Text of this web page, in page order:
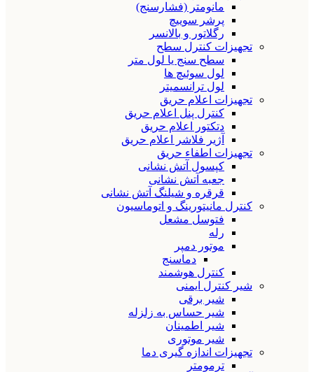
مانومتر (فشارسنج)
پرشر سوییچ
رگلاتور و بالانسر
تجهیزات کنترل سطح
سطح سنج یا لول متر
لول سوئیچ ها
لول ترانسمیتر
تجهیزات اعلام حریق
کنترل پنل اعلام حریق
دتکتور اعلام حریق
آژیر فلاشر اعلام حریق
تجهیزات اطفاء حریق
کپسول آتش نشانی
جعبه آتش نشانی
قرقره و شیلنگ آتش نشانی
کنترل مانیتورینگ و اتوماسیون
فتوسل مشعل
رله
موتور دمپر
دماسنج
کنترل هوشمند
شیر کنترل ایمنی
شیر برقی
شیر حساس به زلزله
شیر اطمینان
شیر موتوری
تجهیزات اندازه گیری دما
ترمومتر